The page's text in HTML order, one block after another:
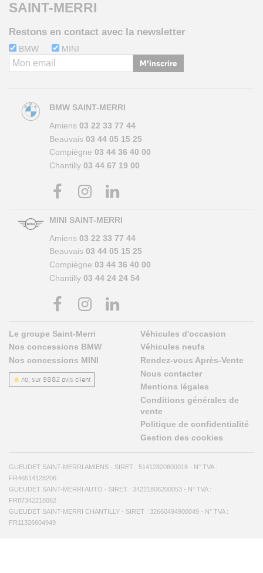
SAINT-MERRI
Restons en contact avec la newsletter
BMW MINI
M'inscrire
BMW SAINT-MERRI
Amiens 03 22 33 77 44
Beauvais 03 44 05 15 25
Compiègne 03 44 36 40 00
Chantilly 03 44 67 19 00
MINI SAINT-MERRI
Amiens 03 22 33 77 44
Beauvais 03 44 05 15 25
Compiègne 03 44 36 40 00
Chantilly 03 44 24 24 54
Le groupe Saint-Merri
Nos concessions BMW
Nos concessions MINI
/10, sur 9882 avis client
Véhicules d'occasion
Véhicules neufs
Rendez-vous Après-Vente
Nous contacter
Mentions légales
Conditions générales de
vente
Politique de confidentialité
Gestion des cookies
GUEUDET SAINT-MERRI AMIENS - SIRET : 51412820600018 - N° TVA :
FR46514128206
GUEUDET SAINT-MERRI AUTO - SIRET : 34221806200053 - N° TVA :
FR87342218062
GUEUDET SAINT-MERRI CHANTILLY - SIRET : 32660494900049 - N° TVA :
FR11326604949